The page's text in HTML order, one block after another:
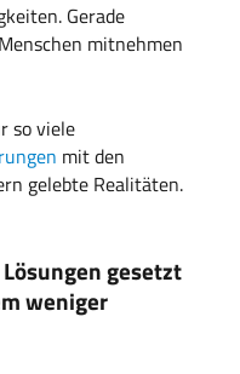
Gerade
mitnehmen
so viele
mit den
gelebte Realitäten.
gesetzt
weniger